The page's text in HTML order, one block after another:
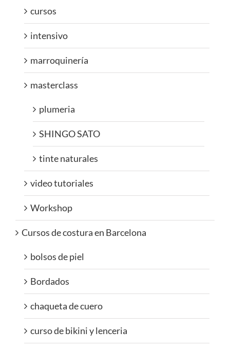
cursos
intensivo
marroquinería
masterclass
plumeria
SHINGO SATO
tinte naturales
video tutoriales
Workshop
Cursos de costura en Barcelona
bolsos de piel
Bordados
chaqueta de cuero
curso de bikini y lenceria